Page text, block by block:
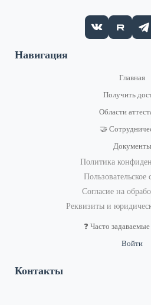
Навигация
Главная
Получить
Области
🤝
Документы
Политика
Пользовательское
Согласие на
Реквизиты и
❓ Часто
Войти
Контакты